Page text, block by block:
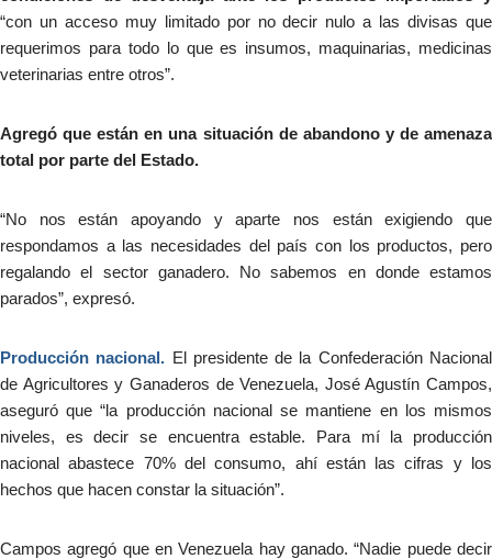
“con un acceso muy limitado por no decir nulo a las divisas que
requerimos para todo lo que es insumos, maquinarias, medicinas
veterinarias entre otros”.
Agregó que están en una situación de abandono y de amenaza
total por parte del Estado.
“No nos están apoyando y aparte nos están exigiendo que
respondamos a las necesidades del país con los productos, pero
regalando el sector ganadero. No sabemos en donde estamos
parados”, expresó.
Producción nacional. El presidente de la Confederación Nacional
de Agricultores y Ganaderos de Venezuela, José Agustín Campos,
aseguró que “la producción nacional se mantiene en los mismos
niveles, es decir se encuentra estable. Para mí la producción
nacional abastece 70% del consumo, ahí están las cifras y los
hechos que hacen constar la situación”.
Campos agregó que en Venezuela hay ganado. “Nadie puede decir